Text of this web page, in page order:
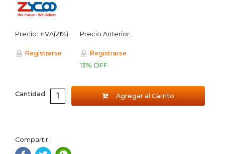
Precio: +IVA(21%)
Registrarse
Precio Anterior:
Registrarse
13% OFF
Cantidad Agregar al Carrito
Compartir: